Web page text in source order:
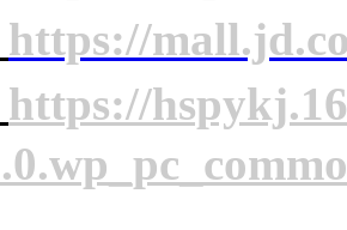
https://
https://